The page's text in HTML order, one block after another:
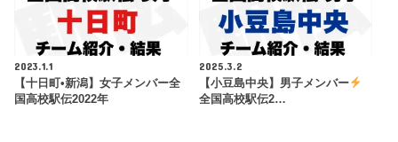
2023.1.1
【十日町•新潟】女子メンバー全
国高校駅伝2022年
2025.3.2
【小豆島中央】男子メンバー
全国高校駅伝2…